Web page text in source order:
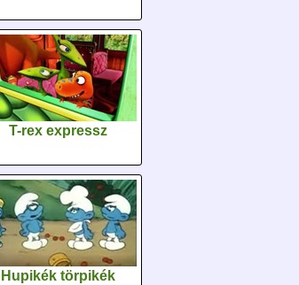
T-rex expressz
Hupikék törpikék